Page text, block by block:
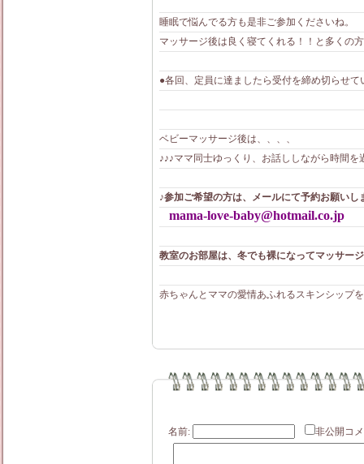
睡眠で悩んでる方も是非ご参加くださいね。
マッサージ後は良く寝てくれる！！と多くの
●各回、定員に達ましたら受付を締め切らせ
ベビーマッサージ後は、、、、
♪♪♪ママ同士ゆっくり、お話ししながら時間
♪参加ご希望の方は、メールにて予約お願いし
mama-love-baby@hotmail.co.jp
教室のお部屋は、冬でも裸になってマッサー
赤ちゃんとママの愛情あふれるスキンシップ
名前: 非公開